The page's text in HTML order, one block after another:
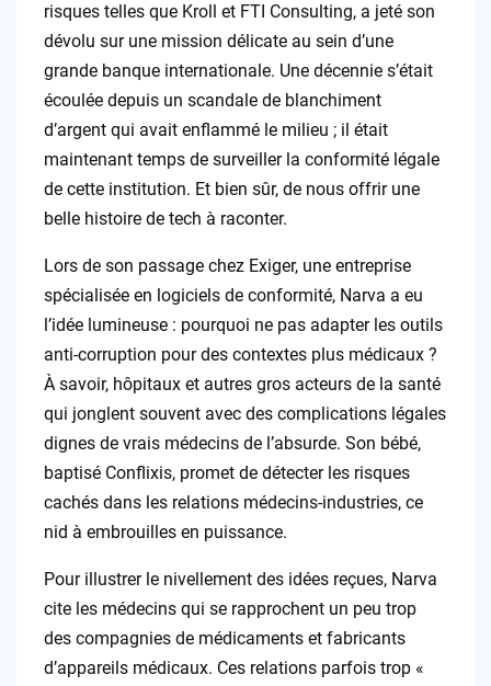
risques telles que Kroll et FTI Consulting, a jeté son
dévolu sur une mission délicate au sein d’une
grande banque internationale. Une décennie s’était
écoulée depuis un scandale de blanchiment
d’argent qui avait enflammé le milieu ; il était
maintenant temps de surveiller la conformité légale
de cette institution. Et bien sûr, de nous offrir une
belle histoire de tech à raconter.
Lors de son passage chez Exiger, une entreprise
spécialisée en logiciels de conformité, Narva a eu
l’idée lumineuse : pourquoi ne pas adapter les outils
anti-corruption pour des contextes plus médicaux ?
À savoir, hôpitaux et autres gros acteurs de la santé
qui jonglent souvent avec des complications légales
dignes de vrais médecins de l’absurde. Son bébé,
baptisé Conflixis, promet de détecter les risques
cachés dans les relations médecins-industries, ce
nid à embrouilles en puissance.
Pour illustrer le nivellement des idées reçues, Narva
cite les médecins qui se rapprochent un peu trop
des compagnies de médicaments et fabricants
d’appareils médicaux. Ces relations parfois trop «